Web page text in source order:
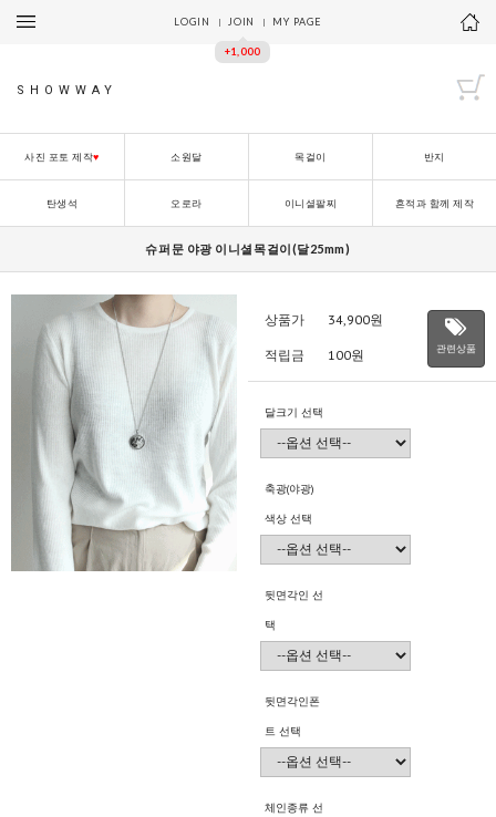
LOGIN JOIN
+1,000
MY PAGE
SHOWWAY
사진 포토 제작♥ 소원달 목걸이 반지
탄생석 오로라 이니셜팔찌 흔적과 함께 제작
슈퍼문 야광 이니셜목걸이(달25mm)
상품가 34,900원
적립금 100원 관련상품
달크기 선택
축광(야광)
색상 선택
뒷면각인 선
택
뒷면각인폰
트 선택
체인종류 선